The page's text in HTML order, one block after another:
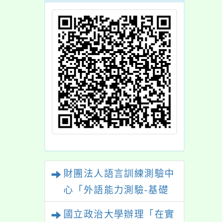
財團法人語言訓練測驗中
心「外語能力測驗-基礎
國立政治大學辦理「在實
計畫」